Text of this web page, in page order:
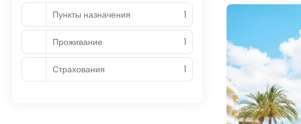
Пункты назначения
1
Проживание 1
Страхования 1